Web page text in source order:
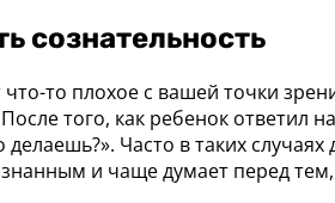
сознательность
что-то плохое с вашей точки
того, как ребенок
делаешь?». Часто в таких
и чаще думает перед тем,